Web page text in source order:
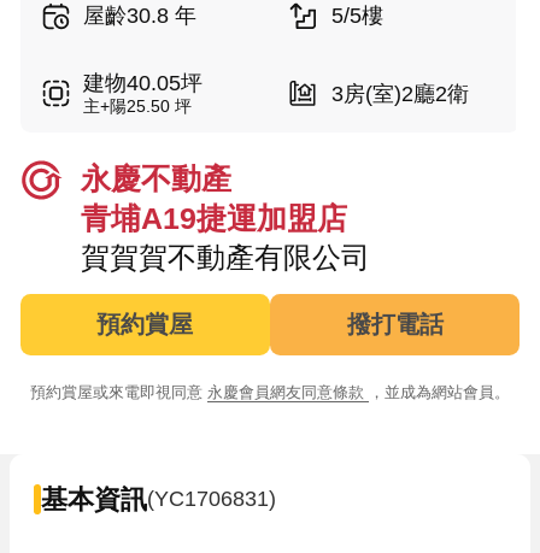
屋齡30.8 年 5/5樓
建物40.05坪
主+陽25.50 坪 3房(室)2廳2衛
永慶不動產
青埔A19捷運加盟店
賀賀賀不動產有限公司
預約賞屋 撥打電話
預約賞屋或來電即視同意 永慶會員網友同意條款 ，並成為網站會員。
基本資訊(YC1706831)